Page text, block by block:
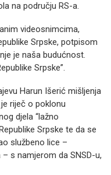
na području RS-a.
videosnimcima,
Srpske, potpisom
je naša budućnost.
Srpske”.
Harun Išerić mišljenja
riječ o poklonu
djela “lažno
Srpske te da se
službeno lice –
s namjerom da SNSD-u,